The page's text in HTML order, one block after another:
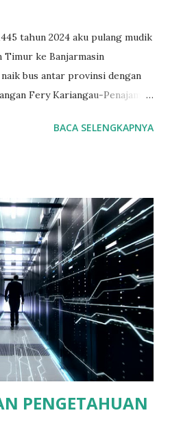
tahun 2024 aku pulang mudik
Timur ke Banjarmasin
bus antar provinsi dengan
Fery Kariangau-Penajam
Martapura, Banjarbaru,
ke Fery. Karena mendekati mau
weekend jadi diperkirakan
melakukan perjalanan Kaltim ke
ke rooftop ada tempat duduk di
fery. Saat itu bulan
suasana langit yang cerah
terlihat terang dan jelas. Sambil
hiasan bulan dan bintang yang
hembusan angin laut malam
BACA SELENGKAPNYA
PENGETAHUAN